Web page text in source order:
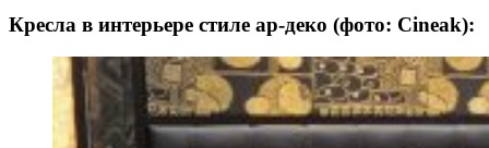
Кресла в интерьере стиле ар-деко (фото: Cineak):